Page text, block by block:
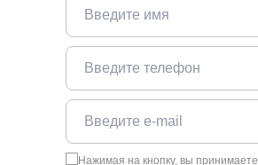
Нажимая на кнопку, вы принимаете